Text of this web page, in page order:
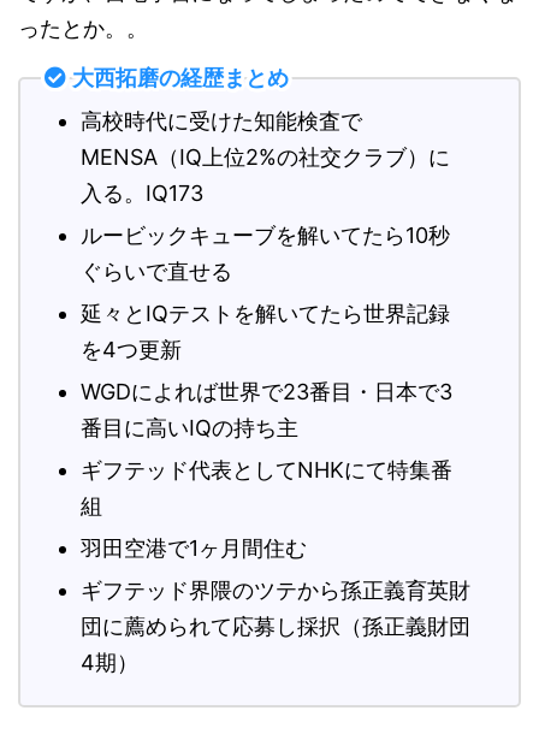
ったとか。。
大西拓磨の経歴まとめ
高校時代に受けた知能検査で
MENSA（IQ上位2%の社交クラブ）に
入る。IQ173
ルービックキューブを解いてたら10秒
ぐらいで直せる
延々とIQテストを解いてたら世界記録
を4つ更新
WGDによれば世界で23番目・日本で3
番目に高いIQの持ち主
ギフテッド代表としてNHKにて特集番
組
羽田空港で1ヶ月間住む
ギフテッド界隈のツテから孫正義育英財
団に薦められて応募し採択（孫正義財団
4期）